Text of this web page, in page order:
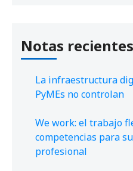
Notas recientes
La infraestructura
PyMEs no controlan
We work: el trabajo
competencias para
profesional